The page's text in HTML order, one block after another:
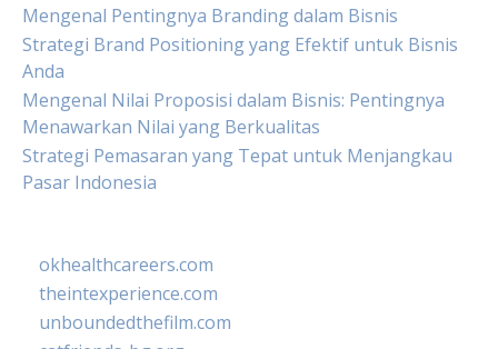
Mengenal Pentingnya Branding dalam Bisnis
Strategi Brand Positioning yang Efektif untuk Bisnis
Anda
Mengenal Nilai Proposisi dalam Bisnis: Pentingnya
Menawarkan Nilai yang Berkualitas
Strategi Pemasaran yang Tepat untuk Menjangkau
Pasar Indonesia
okhealthcareers.com
theintexperience.com
unboundedthefilm.com